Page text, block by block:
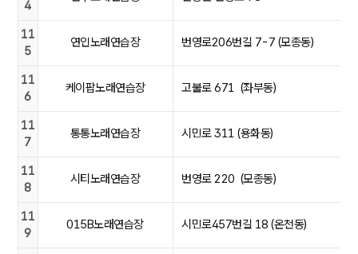
4
11
5
연인노래연습장 번영로206번길 7-7 (모종동)
11
6
케이팝노래연습장 고불로 671 (좌부동)
11
7
통통노래연습장 시민로 311 (용화동)
11
8
시티노래연습장 번영로 220 (모종동)
11
9
015B노래연습장 시민로457번길 18 (온천동)